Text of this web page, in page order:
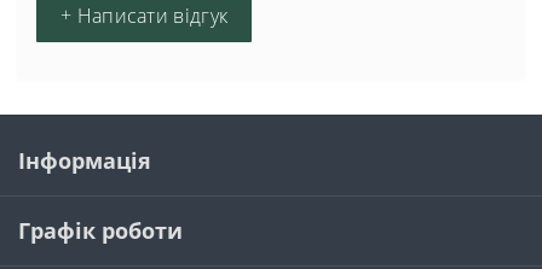
+ Написати відгук
Інформація
Графік роботи